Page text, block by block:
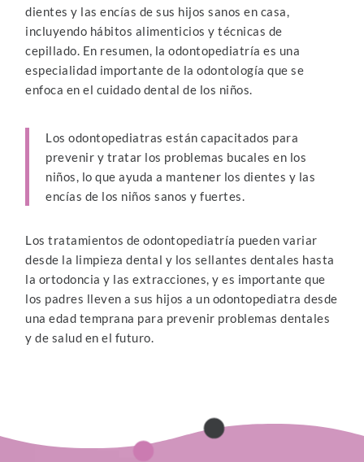
dientes y las encías de sus hijos sanos en casa,
incluyendo hábitos alimenticios y técnicas de
cepillado. En resumen, la odontopediatría es una
especialidad importante de la odontología que se
enfoca en el cuidado dental de los niños.
Los odontopediatras están capacitados para
prevenir y tratar los problemas bucales en los
niños, lo que ayuda a mantener los dientes y las
encías de los niños sanos y fuertes.
Los tratamientos de odontopediatría pueden variar
desde la limpieza dental y los sellantes dentales hasta
la ortodoncia y las extracciones, y es importante que
los padres lleven a sus hijos a un odontopediatra desde
una edad temprana para prevenir problemas dentales
y de salud en el futuro.